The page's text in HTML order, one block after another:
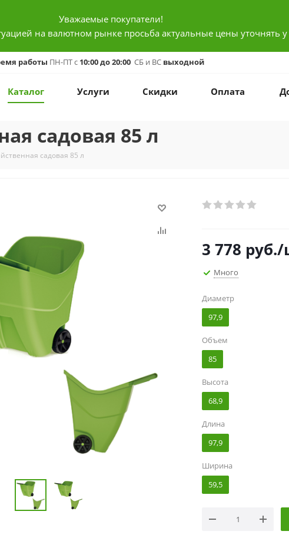
Уважаемые покупатели!
на валютном рынке просьба актуальные цены уточнять
работы ПН-ПТ с 10:00 до 20:00 СБ и ВС выходной
Каталог Услуги Скидки Оплата
садовая 85 л
садовая 85 л
3 778 руб./
Много
Диаметр
97,9
Объем
85
Высота
68,9
Длина
97,9
Ширина
59,5